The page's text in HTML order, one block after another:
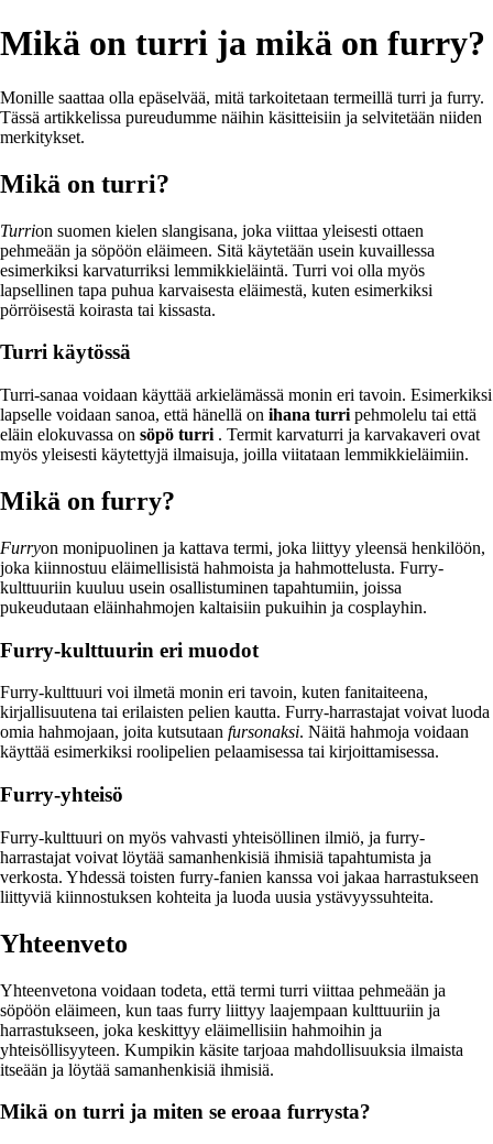
Mikä on turri ja mikä on furry?
Monille saattaa olla epäselvää, mitä tarkoitetaan termeillä turri ja furry.
Tässä artikkelissa pureudumme näihin käsitteisiin ja selvitetään niiden
merkitykset.
Mikä on turri?
Turrion suomen kielen slangisana, joka viittaa yleisesti ottaen
pehmeään ja söpöön eläimeen. Sitä käytetään usein kuvaillessa
esimerkiksi karvaturriksi lemmikkieläintä. Turri voi olla myös
lapsellinen tapa puhua karvaisesta eläimestä, kuten esimerkiksi
pörröisestä koirasta tai kissasta.
Turri käytössä
Turri-sanaa voidaan käyttää arkielämässä monin eri tavoin. Esimerkiksi
lapselle voidaan sanoa, että hänellä on ihana turri pehmolelu tai että
eläin elokuvassa on söpö turri . Termit karvaturri ja karvakaveri ovat
myös yleisesti käytettyjä ilmaisuja, joilla viitataan lemmikkieläimiin.
Mikä on furry?
Furryon monipuolinen ja kattava termi, joka liittyy yleensä henkilöön,
joka kiinnostuu eläimellisistä hahmoista ja hahmottelusta. Furry-
kulttuuriin kuuluu usein osallistuminen tapahtumiin, joissa
pukeudutaan eläinhahmojen kaltaisiin pukuihin ja cosplayhin.
Furry-kulttuurin eri muodot
Furry-kulttuuri voi ilmetä monin eri tavoin, kuten fanitaiteena,
kirjallisuutena tai erilaisten pelien kautta. Furry-harrastajat voivat luoda
omia hahmojaan, joita kutsutaan fursonaksi. Näitä hahmoja voidaan
käyttää esimerkiksi roolipelien pelaamisessa tai kirjoittamisessa.
Furry-yhteisö
Furry-kulttuuri on myös vahvasti yhteisöllinen ilmiö, ja furry-
harrastajat voivat löytää samanhenkisiä ihmisiä tapahtumista ja
verkosta. Yhdessä toisten furry-fanien kanssa voi jakaa harrastukseen
liittyviä kiinnostuksen kohteita ja luoda uusia ystävyyssuhteita.
Yhteenveto
Yhteenvetona voidaan todeta, että termi turri viittaa pehmeään ja
söpöön eläimeen, kun taas furry liittyy laajempaan kulttuuriin ja
harrastukseen, joka keskittyy eläimellisiin hahmoihin ja
yhteisöllisyyteen. Kumpikin käsite tarjoaa mahdollisuuksia ilmaista
itseään ja löytää samanhenkisiä ihmisiä.
Mikä on turri ja miten se eroaa furrysta?